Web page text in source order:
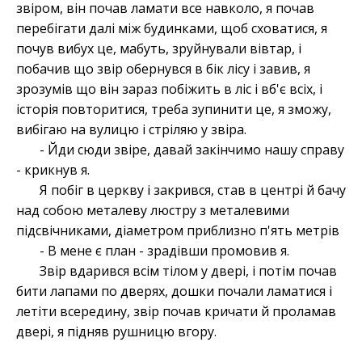
звіром, він почав ламати все навколо, я почав
перебігати далі між будинками, щоб сховатися, я
почув вибух це, мабуть, зруйнували вівтар, і
побачив що звір обернувся в бік лісу і завив, я
зрозумів що він зараз побіжить в ліс і вб'є всіх, і
історія повторитися, треба зупинити це, я зможу,
вибігаю на вулицю і стріляю у звіра.
- Йди сюди звіре, давай закінчимо нашу справу
- крикнув я.
Я побіг в церкву і закрився, став в центрі й бачу
над собою металеву люстру з металевими
підсвічниками, діаметром приблизно п'ять метрів
- В мене є план - зрадівши промовив я.
Звір вдарився всім тілом у двері, і потім почав
бити лапами по дверях, дошки почали ламатися і
летіти всередину, звір почав кричати й проламав
двері, я підняв рушницю вгору.